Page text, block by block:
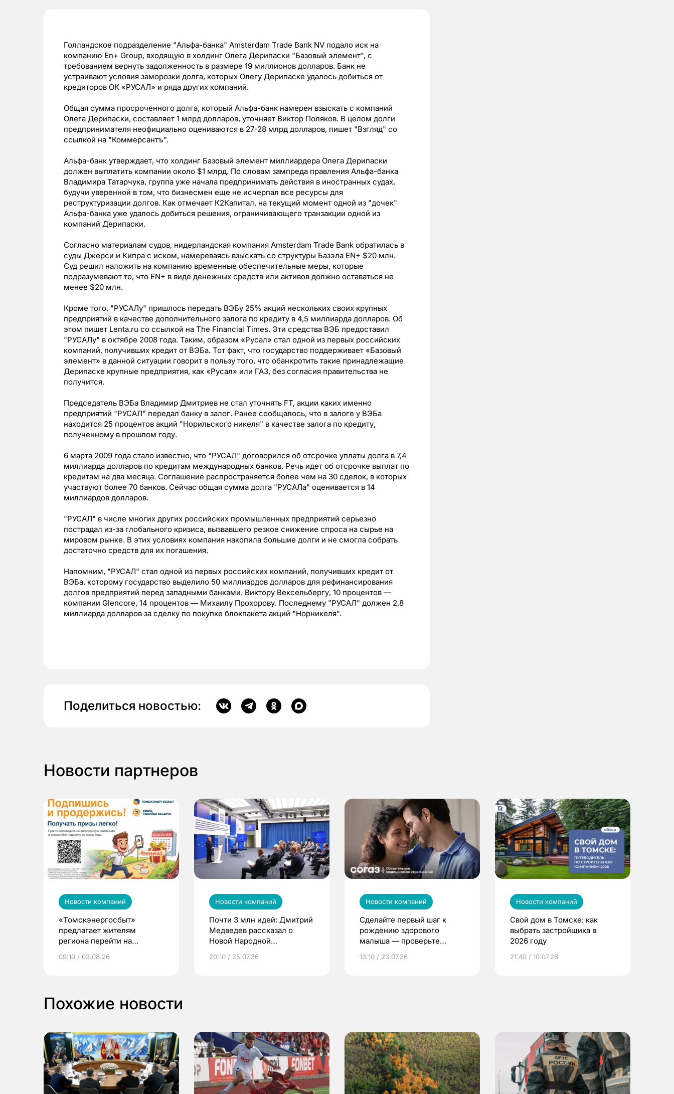
Голландское подразделение "Альфа-банка" Amsterdam Trade Bank NV подало иск на
компанию En+ Group, входящую в холдинг Олега Дерипаски "Базовый элемент", с
требованием вернуть задолженность в размере 19 миллионов долларов. Банк не
устраивают условия заморозки долга, которых Олегу Дерипаске удалось добиться от
кредиторов ОК «РУСАЛ» и ряда других компаний.
Общая сумма просроченного долга, который Альфа-банк намерен взыскать с компаний
Олега Дерипаски, составляет 1 млрд долларов, уточняет Виктор Поляков. В целом долги
предпринимателя неофициально оцениваются в 27-28 млрд долларов, пишет "Взгляд" со
ссылкой на "Коммерсантъ".
Альфа-банк утверждает, что холдинг Базовый элемент миллиардера Олега Дерипаски
должен выплатить компании около $1 млрд. По словам зампреда правления Альфа-банка
Владимира Татарчука, группа уже начала предпринимать действия в иностранных судах,
будучи уверенной в том, что бизнесмен еще не исчерпал все ресурсы для
реструктуризации долгов. Как отмечает К2Капитал, на текущий момент одной из "дочек"
Альфа-банка уже удалось добиться решения, ограничивающего транзакции одной из
компаний Дерипаски.
Согласно материалам судов, нидерландская компания Amsterdam Trade Bank обратилась в
cуды Джерси и Кипра с иском, намереваясь взыскать со структуры Базэла EN+ $20 млн.
Суд решил наложить на компанию временные обеспечительные меры, которые
подразумевают то, что EN+ в виде денежных средств или активов должно оставаться не
менее $20 млн.
Кроме того, "РУСАЛу" пришлось передать ВЭБу 25% акций нескольких своих крупных
предприятий в качестве дополнительного залога по кредиту в 4,5 миллиарда долларов. Об
этом пишет Lenta.ru со ссылкой на The Financial Times. Эти средства ВЭБ предоставил
"РУСАЛу" в октябре 2008 года. Таким, образом «Русал» стал одной из первых российских
компаний, получивших кредит от ВЭБа. Тот факт, что государство поддерживает «Базовый
элемент» в данной ситуации говорит в пользу того, что обанкротить такие принадлежащие
Дерипаске крупные предприятия, как «Русал» или ГАЗ, без согласия правительства не
получится.
Председатель ВЭБа Владимир Дмитриев не стал уточнять FT, акции каких именно
предприятий "РУСАЛ" передал банку в залог. Ранее сообщалось, что в залоге у ВЭБа
находится 25 процентов акций "Норильского никеля" в качестве залога по кредиту,
полученному в прошлом году.
6 марта 2009 года стало известно, что "РУСАЛ" договорился об отсрочке уплаты долга в 7,4
миллиарда долларов по кредитам международных банков. Речь идет об отсрочке выплат по
кредитам на два месяца. Соглашение распространяется более чем на 30 сделок, в которых
участвуют более 70 банков. Сейчас общая сумма долга "РУСАЛа" оценивается в 14
миллиардов долларов.
"РУСАЛ" в числе многих других российских промышленных предприятий серьезно
пострадал из-за глобального кризиса, вызвавшего резкое снижение спроса на сырье на
мировом рынке. В этих условиях компания накопила большие долги и не смогла собрать
достаточно средств для их погашения.
Напомним, "РУСАЛ" стал одной из первых российских компаний, получивших кредит от
ВЭБа, которому государство выделило 50 миллиардов долларов для рефинансирования
долгов предприятий перед западными банками. Виктору Вексельбергу, 10 процентов —
компании Glencore, 14 процентов — Михаилу Прохорову. Последнему "РУСАЛ" должен 2,8
миллиарда долларов за сделку по покупке блокпакета акций "Норникеля".
Поделиться новостью:
Новости партнеров
Новости компаний
«Томскэнергосбыт»
предлагает жителям
региона перейти на
выиграть призы
09:10 / 03.08.26
Новости компаний
Почти 3 млн идей: Дмитрий
Медведев рассказал о
Новой Народной
20:10 / 25.07.26
Новости компаний
Сделайте первый шаг к
рождению здорового
малыша — проверьте
по ОМС!
13:10 / 23.07.26
Новости компаний
Свой дом в Томске: как
выбрать застройщика в
2026 году
21:40 / 10.07.26
Похожие новости